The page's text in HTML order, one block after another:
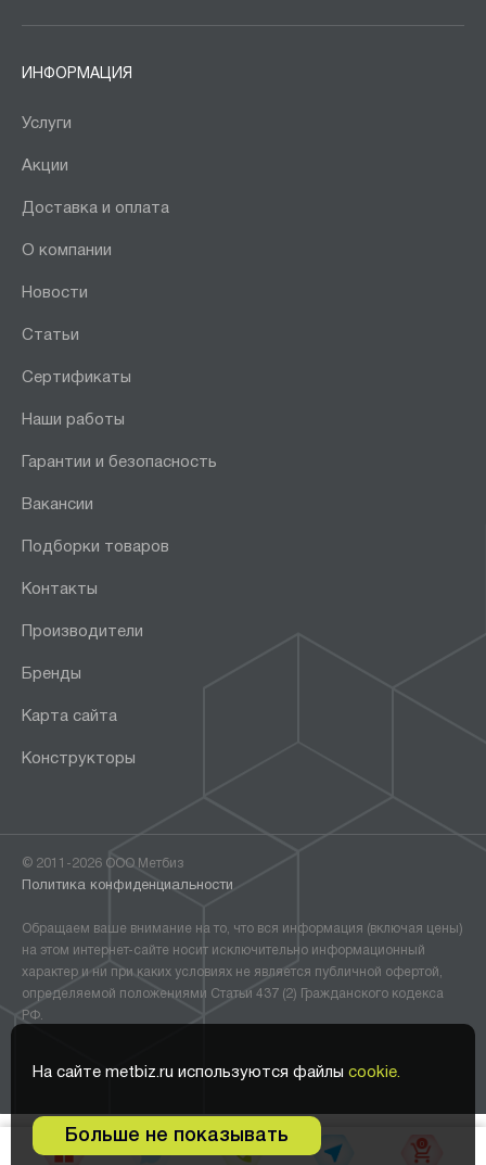
0
На сайте metbiz.ru используются файлы cookie.
Больше не показывать
ИНФОРМАЦИЯ
Услуги
Акции
Доставка и оплата
О компании
Новости
Статьи
Сертификаты
Наши работы
Гарантии и безопасность
Вакансии
Подборки товаров
Контакты
Производители
Бренды
Карта сайта
Конструкторы
© 2011-2026 ООО Метбиз
Политика конфиденциальности
Обращаем ваше внимание на то, что вся информация (включая цены)
на этом интернет-сайте носит исключительно информационный
характер и ни при каких условиях не является публичной офертой,
определяемой положениями Статьи 437 (2) Гражданского кодекса
РФ.